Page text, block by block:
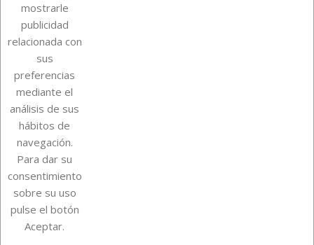
Su cuenta
Información de la tienda
InstagramTikTok
mostrarle
publicidad
relacionada con
sus
preferencias
mediante el
análisis de sus
hábitos de
navegación.
Para dar su
consentimiento
sobre su uso
pulse el botón
Aceptar.